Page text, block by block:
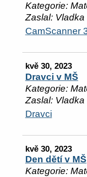
Kategorie:
Zaslal: Vladka
CamScanner
kvě 30, 2023
Dravci v MŠ
Kategorie:
Zaslal: Vladka
Dravci
kvě 30, 2023
Den dětí v MŠ
Kategorie: